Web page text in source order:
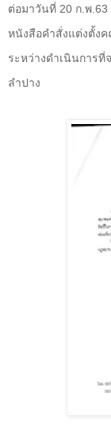
ต่อมาวันที่ 20 ก.พ. 63
หนังสือคำสั่งแต่งตั้ง
ระหว่างดำเนินการที่
ลำปาง